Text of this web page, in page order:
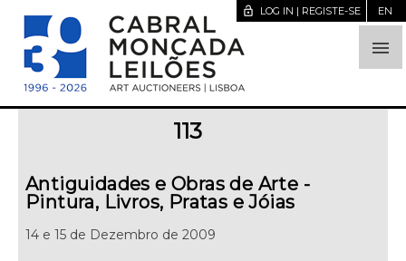

lock_open LOG IN | REGISTE-SE EN
113
Antiguidades e Obras de Arte -
Pintura, Livros, Pratas e Jóias
14 e 15 de Dezembro de 2009